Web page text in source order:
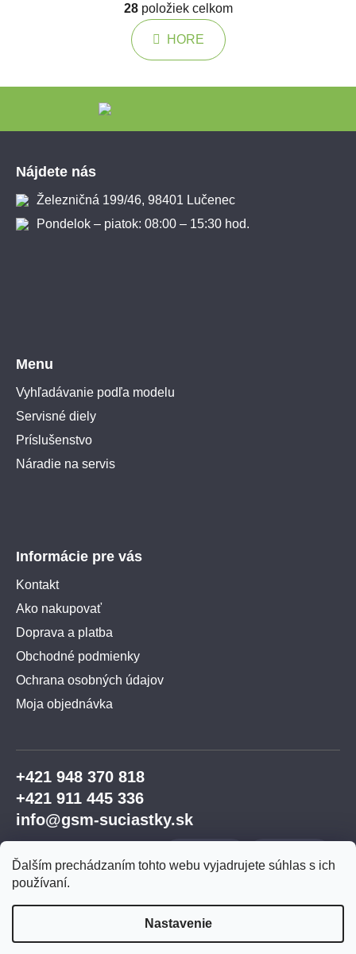
Ďalším prechádzaním tohto webu vyjadrujete súhlas s ich
používaní.
Nastavenie
Ovládacie prvky výpisu
28položiek celkom
HORE
Nájdete nás
Železničná 199/46, 98401 Lučenec
Pondelok – piatok: 08:00 – 15:30 hod.
Menu
Vyhľadávanie podľa modelu
Servisné diely
Príslušenstvo
Náradie na servis
Informácie pre vás
Kontakt
Ako nakupovať
Doprava a platba
Obchodné podmienky
Ochrana osobných údajov
Moja objednávka
+421 948 370 818
+421 911 445 336
info@gsm-suciastky.sk